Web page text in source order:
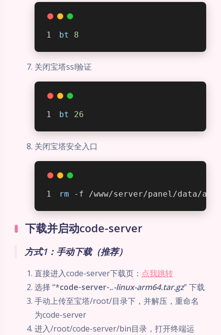
bt 8
关闭宝塔ssl验证
bt 26
关闭宝塔安全入口
rm -f /www/server/panel/data/
下载并启动code-server
方式1：手动下载（推荐）
直接进入code-server下载页： 点我跳转
选择 “*code-server-..-linux-arm64.tar.gz” 下载
手动上传至宝塔/root/目录下，并解压，重命名
为code-server
进入/root/code-server/bin目录，打开终端运